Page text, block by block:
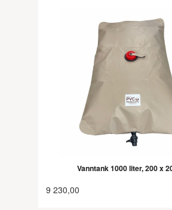
Vanntank 1000 liter, 200 x
9 230,00